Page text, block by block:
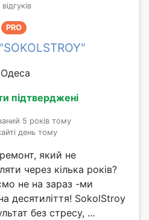
відгуків
PRO
Одеса
підтверджені
5 років тому
день тому
який не
через кілька років?
не на зараз -ми
десятиліття! SokolStroy
без стресу, ...